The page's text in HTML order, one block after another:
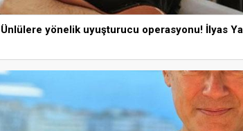
Ünlülere yönelik uyuşturucu operasyonu! İlyas